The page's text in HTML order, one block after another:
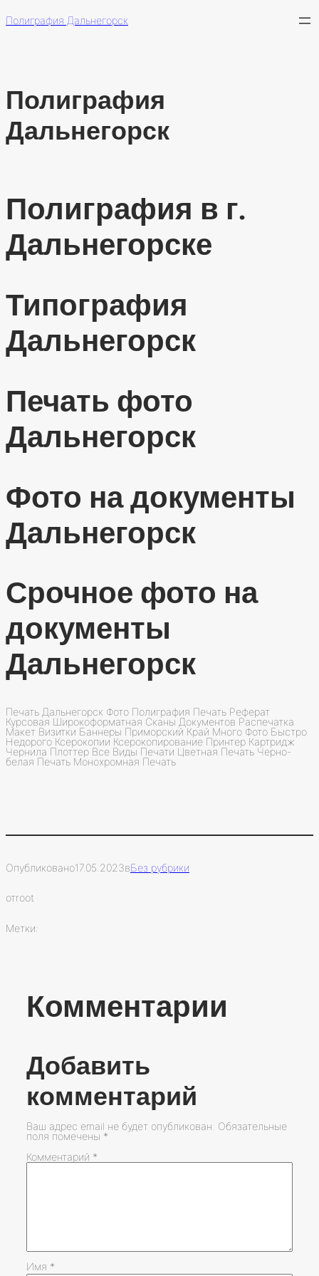
к
содержимому
Полиграфия Дальнегорск
Полиграфия
Дальнегорск
Полиграфия в г.
Дальнегорске
Типография
Дальнегорск
Печать фото
Дальнегорск
Фото на документы
Дальнегорск
Срочное фото на
документы
Дальнегорск
Печать Дальнегорск Фото Полиграфия Печать Реферат
Курсовая Широкоформатная Сканы Документов Распечатка
Макет Визитки Баннеры Приморский Край Много Фото Быстро
Недорого Ксерокопии Ксерокопирование Принтер Картридж
Чернила Плоттер Все Виды Печати Цветная Печать Черно-
белая Печать Монохромная Печать
Опубликовано17.05.2023вБез рубрики
отroot
Метки:
Комментарии
Добавить
комментарий
Ваш адрес email не будет опубликован. Обязательные
поля помечены *
Комментарий *
Имя *